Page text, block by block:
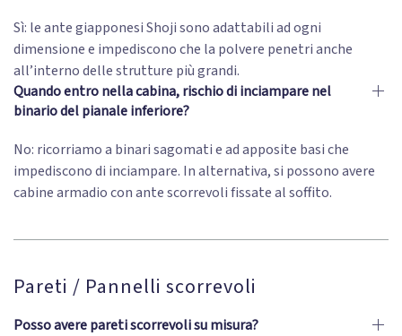
Sì: le ante giapponesi Shoji sono adattabili ad ogni
dimensione e impediscono che la polvere penetri anche
all’interno delle strutture più grandi.
Quando entro nella cabina, rischio di inciampare nel
binario del pianale inferiore?
No: ricorriamo a binari sagomati e ad apposite basi che
impediscono di inciampare. In alternativa, si possono avere
cabine armadio con ante scorrevoli fissate al soffito.
Pareti / Pannelli scorrevoli
Posso avere pareti scorrevoli su misura?